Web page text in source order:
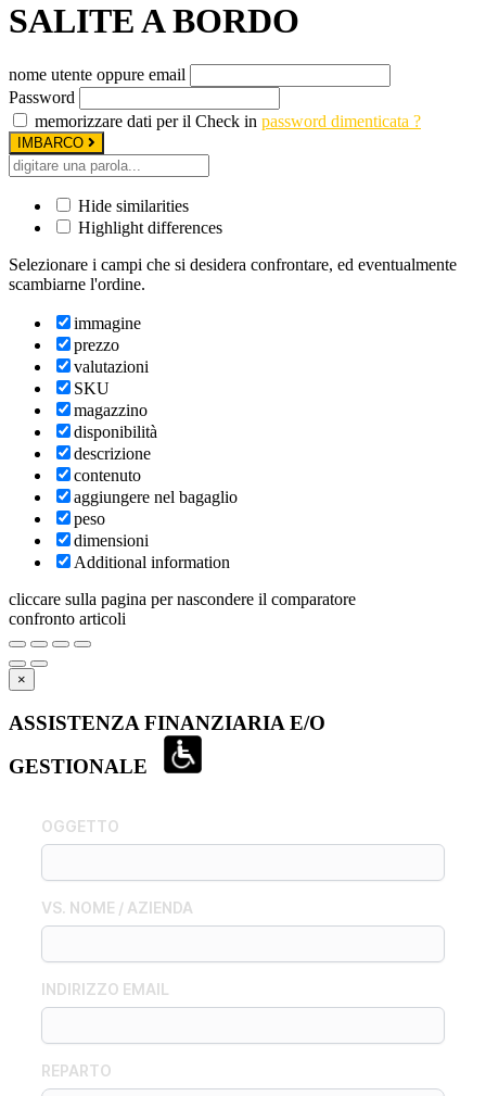
SALITE A BORDO
nome utente oppure email
Password
memorizzare dati per il Check in password dimenticata ?
IMBARCO
Hide similarities
Highlight differences
Selezionare i campi che si desidera confrontare, ed eventualmente
scambiarne l'ordine.
immagine
prezzo
valutazioni
SKU
magazzino
disponibilità
descrizione
contenuto
aggiungere nel bagaglio
peso
dimensioni
Additional information
cliccare sulla pagina per nascondere il comparatore
confronto articoli
×
ASSISTENZA FINANZIARIA E/O
GESTIONALE